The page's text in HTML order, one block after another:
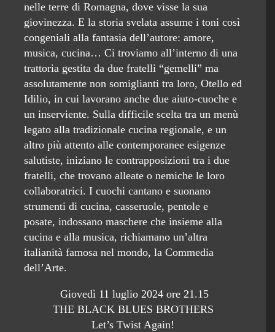
nelle terre di Romagna, dove visse la sua
giovinezza. E la storia svelata assume i toni così
congeniali alla fantasia dell’autore: amore,
musica, cucina… Ci troviamo all’interno di una
trattoria gestita da due fratelli “gemelli” ma
assolutamente non somiglianti tra loro, Otello ed
Idilio, in cui lavorano anche due aiuto-cuoche e
un inserviente. Sulla difficile scelta tra un menù
legato alla tradizionale cucina regionale, e un
altro più attento alle contemporanee esigenze
salutiste, iniziano le contrapposizioni tra i due
fratelli, che trovano alleate o nemiche le loro
collaboratrici. I cuochi cantano e suonano
strumenti di cucina, casseruole, pentole e
posate, indossano maschere che insieme alla
cucina e alla musica, richiamano un’altra
italianità famosa nel mondo, la Commedia
dell’Arte.
Giovedì 11 luglio 2024 ore 21.15
THE BLACK BLUES BROTHERS
Let’s Twist Again!